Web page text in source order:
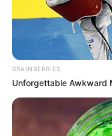
Crédito: J. Adriana
BRAINBERRIES
Unforgettable Awkward